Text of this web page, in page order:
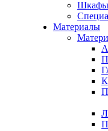
Шкафы
Материалы